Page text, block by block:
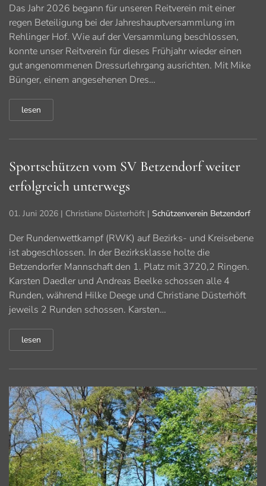
Das Jahr 2026 begann für unseren Reitverein mit einer
regen Beteiligung bei der Jahreshauptversammlung im
Rehlinger Hof. Wie auf der Versammlung beschlossen,
konnte unser Reitverein für dieses Frühjahr wieder einen
gut angenommenen Dressurlehrgang ausrichten. Mit Mike
Bünger, einem angesehenen Dres…
lesen
Sportschützen vom SV Betzendorf weiter
erfolgreich unterwegs
01. Juni 2026 | Christiane Düsterhöft | Schützenverein Betzendorf
Der Rundenwettkampf (RWK) auf Bezirks- und Kreisebene
ist abgeschlossen. In der Bezirksklasse holte die
Betzendorfer Mannschaft den 1. Platz mit 3720,2 Ringen.
Karsten Daedler und Andreas Beelke schossen alle 4
Runden, während Hilke Deege und Christiane Düsterhöft
jeweils 2 Runden schossen. Karsten…
lesen